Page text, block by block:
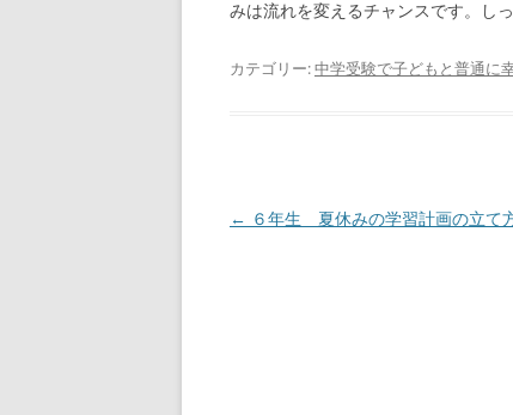
みは流れを変えるチャンスです。し
カテゴリー:中学受験で子どもと普通に
投
← ６年生 夏休みの学習計画の立て